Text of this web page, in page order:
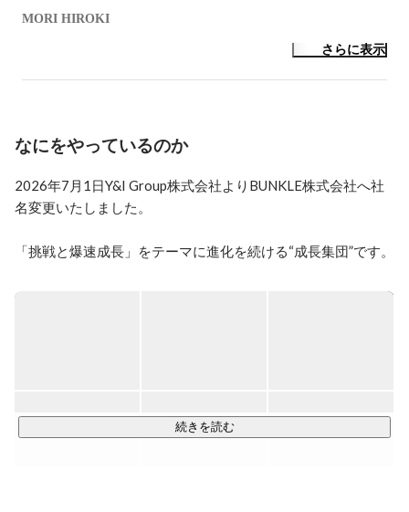
MORI HIROKI
さらに表示
なにをやっているのか
2026年7月1日Y&I Group株式会社よりBUNKLE株式会社へ社
名変更いたしました。
「挑戦と爆速成長」をテーマに進化を続ける“成長集団”です。
スポーツマネジメント、ショップコンサルティング、新規プ
続きを読む